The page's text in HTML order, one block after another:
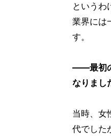
というわ
業界には
す。
――最初
なりまし
当時、女
代でした